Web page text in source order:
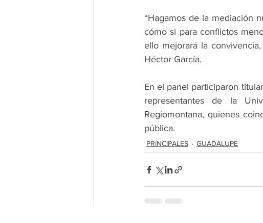
“Hagamos de la mediación
cómo si para conflictos
ello mejorará la
Héctor García.
En el panel participaron
representantes de la
Regiomontana, quienes
pública.
PRINCIPALES GUADALUPE